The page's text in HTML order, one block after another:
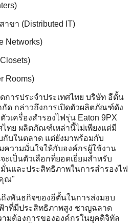
าขา (Distributed IT)
Networks)
Rooms)
การประจำประเทศไทย บริษัท อีตั้น
กัด กล่าวถึงการเปิดตัวผลิตภัณฑ์ดัง
วเครื่องสำรองไฟรุ่น Eaton 9PX
ไทย ผลิตภัณฑ์เหล่านี้ไม่เพียงแต่มี
กับในตลาด แต่ยังมาพร้อมกับ
ความมั่นใจให้กับองค์กรผู้ใช้งาน
เป็นตัวเลือกที่ยอดเยี่ยมสำหรับ
นและประสิทธิภาพในการสำรองไฟ
ณ"
งพันธกิจของอีตั้นในการส่งมอบ
าที่มีประสิทธิภาพสูง ชาญฉลาด
มต้องการขององค์กรในยุคดิจิทัล